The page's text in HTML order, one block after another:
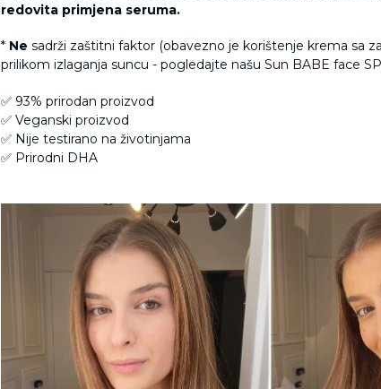
redovita primjena seruma.
* Ne sadrži zaštitni faktor (obavezno je korištenje krema sa
prilikom izlaganja suncu - pogledajte našu Sun BABE face
✅ 93% prirodan proizvod
✅ Veganski proizvod
✅ Nije testirano na životinjama
✅ Prirodni DHA